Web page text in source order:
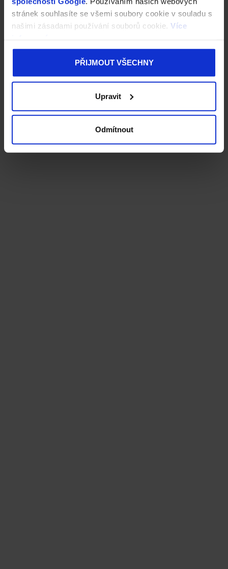
stránek souhlasíte se všemi soubory cookie v souladu s
našimi zásadami používání souborů cookie. Více
PŘIJMOUT VŠECHNY
Upravit
Odmítnout